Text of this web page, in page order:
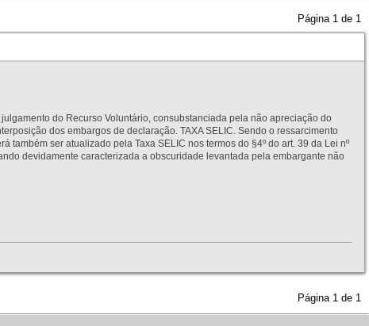
Página 1 de 1
do Recurso Voluntário, consubstanciada pela não apreciação do
dos embargos de declaração. TAXA SELIC. Sendo o ressarcimento
ser atualizado pela Taxa SELIC nos termos do §4º do art. 39 da Lei nº
devidamente caracterizada a obscuridade levantada pela embargante não
Página 1 de 1